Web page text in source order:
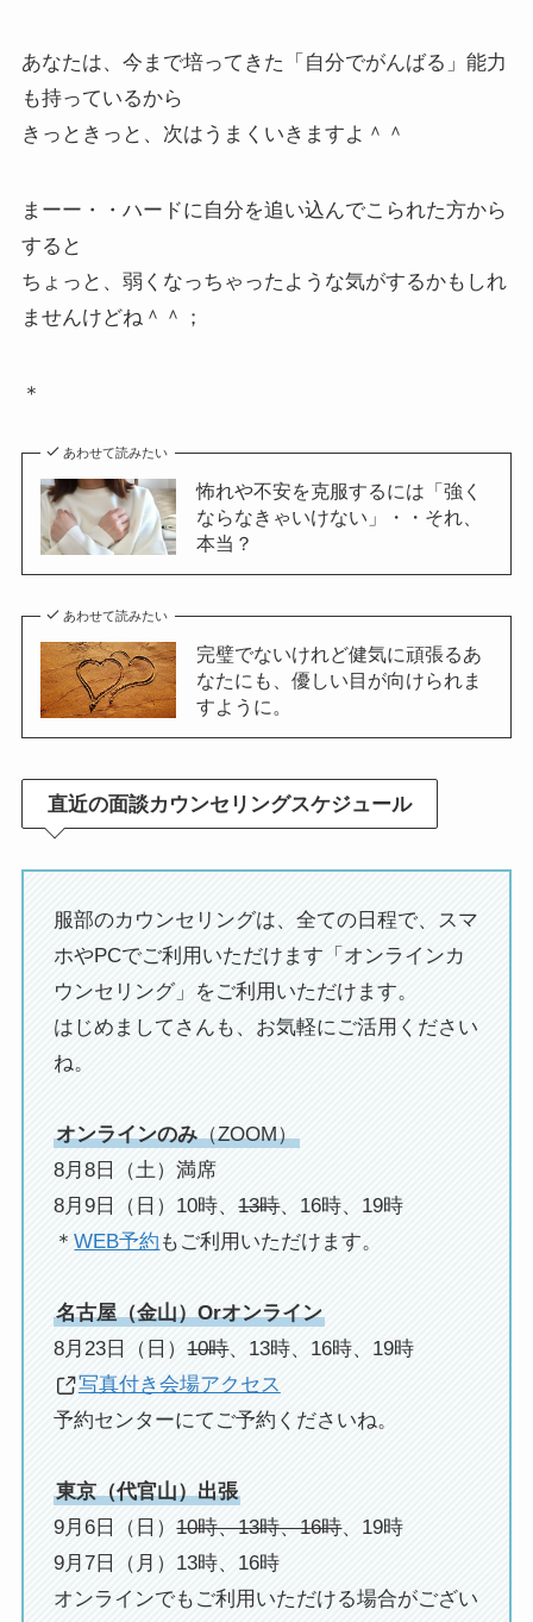
あなたは、今まで培ってきた「自分でがんばる」能力
も持っているから
きっときっと、次はうまくいきますよ＾＾
まーー・・ハードに自分を追い込んでこられた方から
すると
ちょっと、弱くなっちゃったような気がするかもしれ
ませんけどね＾＾；
＊
あわせて読みたい
怖れや不安を克服するには「強く
ならなきゃいけない」・・それ、
本当？
あわせて読みたい
完璧でないけれど健気に頑張るあ
なたにも、優しい目が向けられま
すように。
直近の面談カウンセリングスケジュール
服部のカウンセリングは、全ての日程で、スマ
ホやPCでご利用いただけます「オンラインカ
ウンセリング」をご利用いただけます。
はじめましてさんも、お気軽にご活用ください
ね。
オンラインのみ（ZOOM）
8月8日（土）満席
8月9日（日）10時、13時、16時、19時
＊WEB予約 もご利用いただけます。
名古屋（金山）Orオンライン
8月23日（日）10時、13時、16時、19時
写真付き会場アクセス
予約センターにてご予約くださいね。
東京（代官山）出張
9月6日（日）10時、13時、16時、19時
9月7日（月）13時、16時
オンラインでもご利用いただける場合がござい